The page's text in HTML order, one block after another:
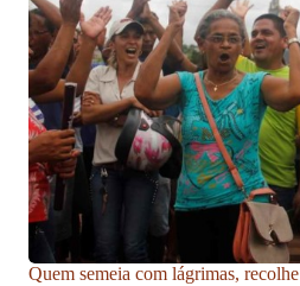
Quem semeia com lágrimas,